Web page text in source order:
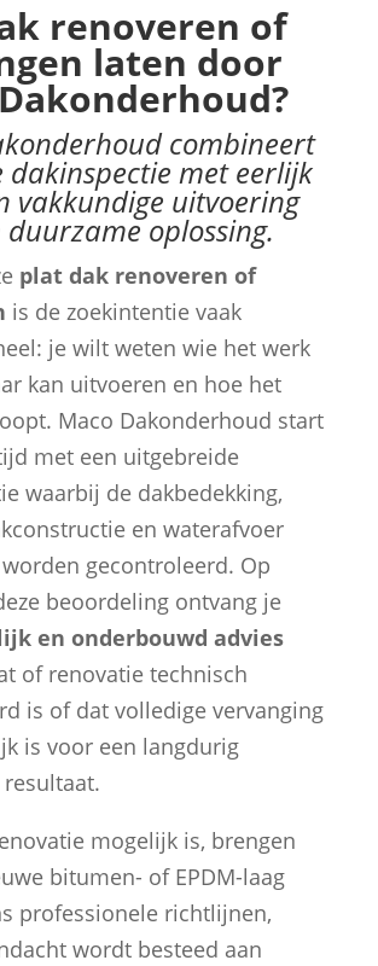
renoveren of
laten door
combineert
dakinspectie met eerlijk
vakkundige uitvoering
duurzame oplossing.
plat dak renoveren of
is de zoekintentie vaak
je wilt weten wie het werk
kan uitvoeren en hoe het
Maco Dakonderhoud start
met een uitgebreide
waarbij de dakbedekking,
en waterafvoer
gecontroleerd. Op
beoordeling ontvang je
en onderbouwd advies
of renovatie technisch
is of dat volledige vervanging
is voor een langdurig
mogelijk is, brengen
bitumen- of EPDM-laag
professionele richtlijnen,
wordt besteed aan